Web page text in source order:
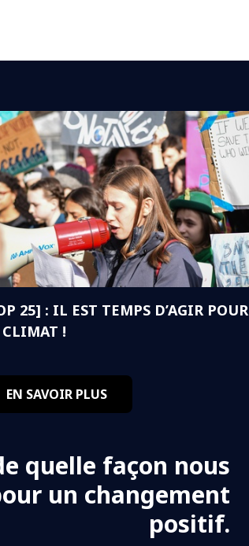
25] : IL EST TEMPS D’AGIR POUR
CLIMAT !
EN SAVOIR PLUS
quelle façon nous
un changement
positif.